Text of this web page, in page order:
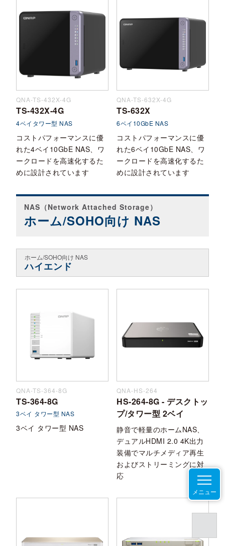
メニュー
QNA-TS-432X-4G
TS-432X-4G
4ベイタワー型 NAS
コストパフォーマンスに優
れた4ベイ10GbE NAS、ワ
ークロードを高速化するた
めに設計されています
QNA-TS-632X-4G
TS-632X
6ベイ10GbE NAS
コストパフォーマンスに優
れた6ベイ10GbE NAS、ワ
ークロードを高速化するた
めに設計されています
NAS（Network Attached Storage）
ホーム/SOHO向け NAS
ホーム/SOHO向け NAS
ハイエンド
QNA-TS-364-8G
TS-364-8G
3ベイ タワー型 NAS
3ベイ タワー型 NAS
QNA-HS-264
HS-264-8G - デスクトッ
プ/タワー型 2ベイ
静音で軽量のホームNAS、
デュアルHDMI 2.0 4K出力
装備でマルチメディア再生
およびストリーミングに対
応